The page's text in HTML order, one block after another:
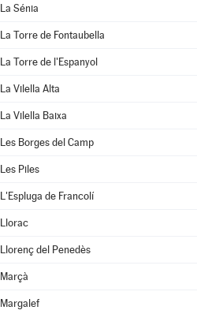
La Sénia
La Torre de Fontaubella
La Torre de l'Espanyol
La Vilella Alta
La Vilella Baixa
Les Borges del Camp
Les Piles
L'Espluga de Francolí
Llorac
Llorenç del Penedès
Marçà
Margalef